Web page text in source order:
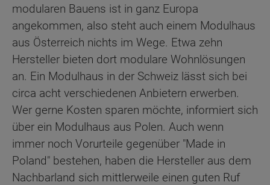
modularen Bauens ist in ganz Europa
angekommen, also steht auch einem Modulhaus
aus Österreich nichts im Wege. Etwa zehn
Hersteller bieten dort modulare Wohnlösungen
an. Ein Modulhaus in der Schweiz lässt sich bei
circa acht verschiedenen Anbietern erwerben.
Wer gerne Kosten sparen möchte, informiert sich
über ein Modulhaus aus Polen. Auch wenn
immer noch Vorurteile gegenüber "Made in
Poland" bestehen, haben die Hersteller aus dem
Nachbarland sich mittlerweile einen guten Ruf